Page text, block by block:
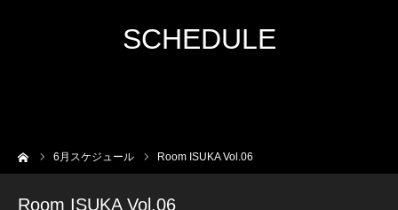
SCHEDULE
6 月スケジュール Room ISUKA Vol.06
Room ISUKA Vol.06